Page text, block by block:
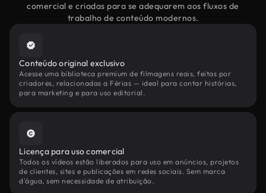
comercial e criadas para se adequarem aos fluxos de
trabalho de conteúdo modernos.
Conteúdo original exclusivo
Acesse uma biblioteca premium de filmagens reais, feitas por
criadores, relacionadas a Férias — ideal para contar histórias,
para marketing e para uso editorial.
Licença para uso comercial
Todos os vídeos estão liberados para uso em anúncios, projetos
de clientes, sites e publicações em redes sociais. Sem marca
d'água, sem necessidade de atribuição.